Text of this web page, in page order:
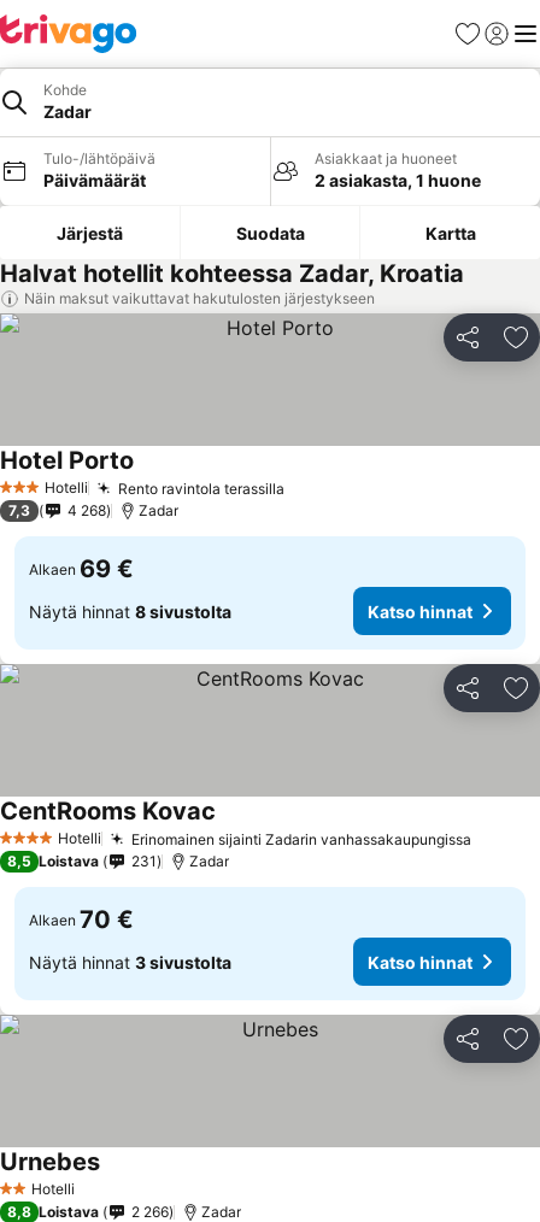
Suosikit
Kohde
Zadar
Tulo-/lähtöpäivä
Päivämäärät
Asiakkaat ja huoneet
2 asiakasta, 1 huone
Järjestä Suodata Kartta
Halvat hotellit kohteessa Zadar, Kroatia
Näin maksut vaikuttavat hakutulosten järjestykseen
Jaa
3 Tähtiluokitus
Hotelli Rento ravintola terassilla
Hotel Porto
7,3 4 268 Zadar
Alkaen 69 €
Näytä hinnat 8 sivustolta Katso hinnat
Jaa
4 Tähtiluokitus
Hotelli Erinomainen sijainti Zadarin vanhassakaupungissa
CentRooms Kovac
8,5 Loistava 231 Zadar
Alkaen 70 €
Näytä hinnat 3 sivustolta Katso hinnat
Jaa
2 Tähtiluokitus
Hotelli
Urnebes
8,8 Loistava 2 266 Zadar